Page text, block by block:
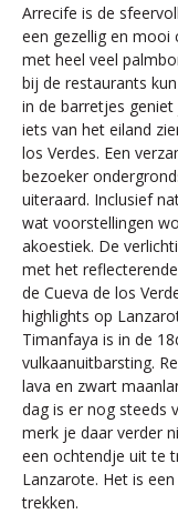
Arrecife is de
een gezellig en mooi
met heel veel
bij de restaurants
in de barretjes
iets van het eiland
los Verdes. Een
bezoeker
uiteraard. Inclusief
wat voorstellingen
akoestiek. De
met het
de Cueva de los
highlights op
Timanfaya is in de
vulkaanuitbarsting.
lava en zwart
dag is er nog steeds
merk je daar verder
een ochtendje uit te
Lanzarote. Het is
trekken.